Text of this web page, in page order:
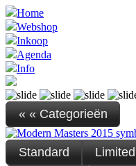
Home
Webshop
Inkoop
Agenda
Info
« « Categorieën
Standard
Limited